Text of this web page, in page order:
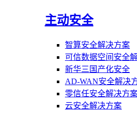
主动安全
智算安全解决方案
可信数据空间安全
新华三国产化安全
AD-WAN安全解决
零信任安全解决方
云安全解决方案